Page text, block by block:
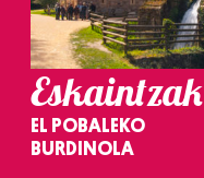
Eskaintzak
EL POBALEKO
BURDINOLA